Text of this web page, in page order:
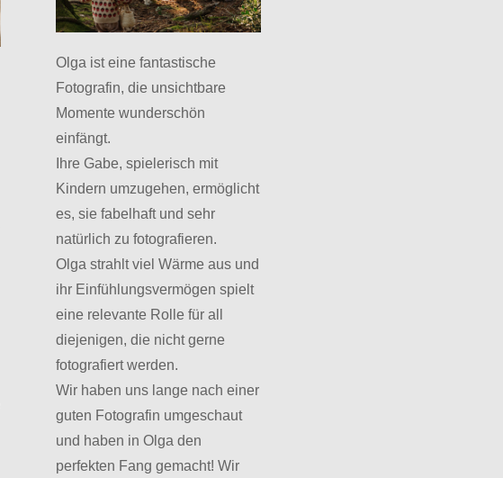
Olga ist eine fantastische
Fotografin, die unsichtbare
Momente wunderschön
einfängt.
Ihre Gabe, spielerisch mit
Kindern umzugehen, ermöglicht
es, sie fabelhaft und sehr
natürlich zu fotografieren.
Olga strahlt viel Wärme aus und
ihr Einfühlungsvermögen spielt
eine relevante Rolle für all
diejenigen, die nicht gerne
fotografiert werden.
Wir haben uns lange nach einer
guten Fotografin umgeschaut
und haben in Olga den
perfekten Fang gemacht! Wir